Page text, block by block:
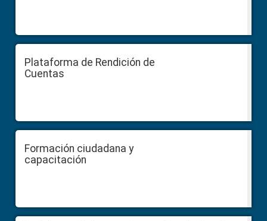
Plataforma de Rendición de
Cuentas
Formación ciudadana y
capacitación